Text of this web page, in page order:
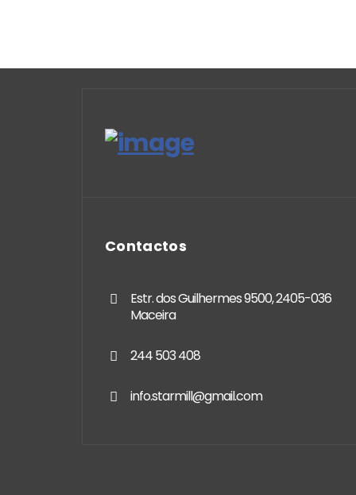
Contactos
Estr. dos Guilhermes 9500, 2405-036
Maceira
244 503 408
info.starmill@gmail.com